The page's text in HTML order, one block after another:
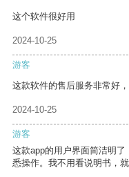
这个软件很好用
2024-10-25
游客
这款软件的售后服务非常好
2024-10-25
游客
这款app的用户界面简洁明
悉操作。我不用看说明书，